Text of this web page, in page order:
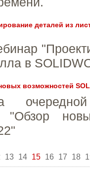
деталей из
в
возможностей
"Обзор
13 14 15 16 17 18